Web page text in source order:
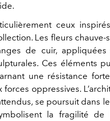
ceux
Les fleurs chauve-
de cuir,
Ces éléments
une résistance
oppressives.
se poursuit dans
la fragilité de